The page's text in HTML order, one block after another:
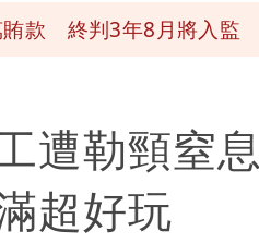
賄款 終判3年8月將入監
英文：政府很多謹慎判
遭勒頸窒
超好玩